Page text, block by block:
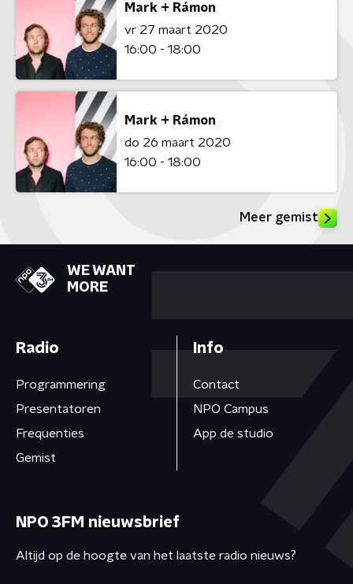
Mark + Rámon
vr 27 maart 2020
16:00 - 18:00
Mark + Rámon
do 26 maart 2020
16:00 - 18:00
Meer gemist
WE WANT
MORE
Radio
Programmering
Presentatoren
Frequenties
Gemist
Info
Contact
NPO Campus
App de studio
NPO 3FM nieuwsbrief
Altijd op de hoogte van het laatste radio nieuws?